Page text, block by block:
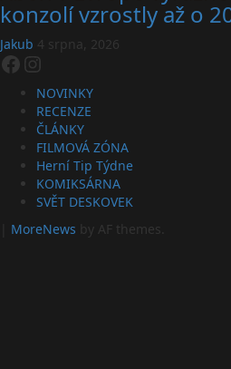
konzolí vzrostly až o
Jakub 4 srpna, 2026
Facebook
Instagram
NOVINKY
RECENZE
ČLÁNKY
FILMOVÁ ZÓNA
Herní Tip Týdne
KOMIKSÁRNA
SVĚT DESKOVEK
MoreNews by AF themes.